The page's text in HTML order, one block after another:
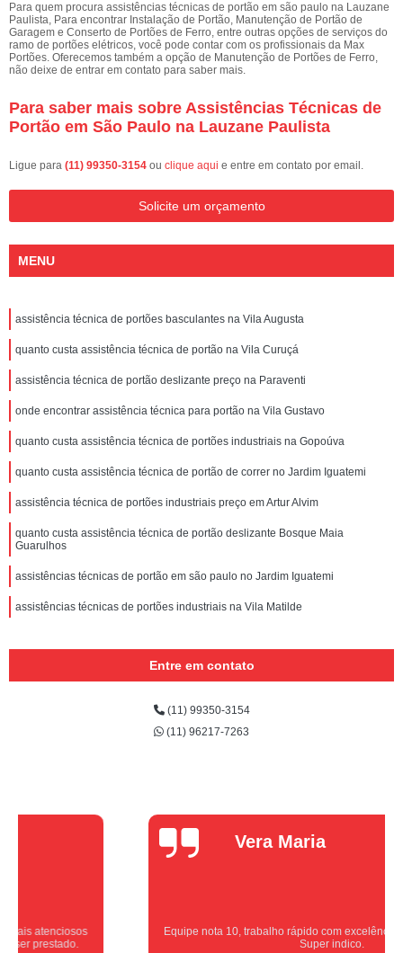
Para quem procura assistências técnicas de portão em são paulo na Lauzane
Paulista, Para encontrar Instalação de Portão, Manutenção de Portão de
Garagem e Conserto de Portões de Ferro, entre outras opções de serviços do
ramo de portões elétricos, você pode contar com os profissionais da Max
Portões. Oferecemos também a opção de Manutenção de Portões de Ferro,
não deixe de entrar em contato para saber mais.
Para saber mais sobre Assistências Técnicas de
Portão em São Paulo na Lauzane Paulista
Ligue para (11) 99350-3154 ou clique aqui e entre em contato por email.
Solicite um orçamento
MENU
assistência técnica de portões basculantes na Vila Augusta
quanto custa assistência técnica de portão na Vila Curuçá
assistência técnica de portão deslizante preço na Paraventi
onde encontrar assistência técnica para portão na Vila Gustavo
quanto custa assistência técnica de portões industriais na Gopoúva
quanto custa assistência técnica de portão de correr no Jardim Iguatemi
assistência técnica de portões industriais preço em Artur Alvim
quanto custa assistência técnica de portão deslizante Bosque Maia
Guarulhos
assistências técnicas de portão em são paulo no Jardim Iguatemi
assistências técnicas de portões industriais na Vila Matilde
Entre em contato
(11) 99350-3154
(11) 96217-7263
Vera Maria
Equipe nota 10, trabalho rápido com excelência , super organizados.